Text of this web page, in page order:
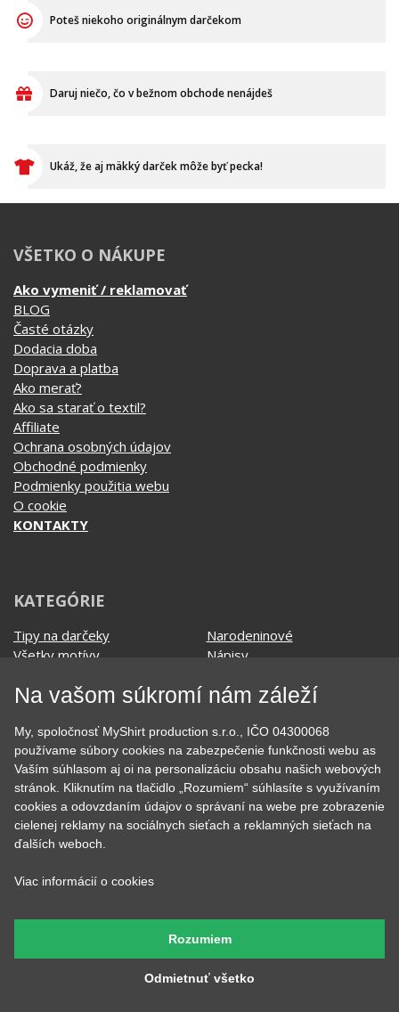
Poteš niekoho originálnym darčekom
Daruj niečo, čo v bežnom obchode nenájdeš
Ukáž, že aj mäkký darček môže byť pecka!
VŠETKO O NÁKUPE
Ako vymeniť / reklamovať
BLOG
Časté otázky
Dodacia doba
Doprava a platba
Ako merať?
Ako sa starať o textil?
Affiliate
Ochrana osobných údajov
Obchodné podmienky
Podmienky použitia webu
O cookie
KONTAKTY
KATEGÓRIE
Tipy na darčeky
Všetky motívy
Auto - Moto
Cestovanie
EKG - moje srdce bije
Evolúcia
Film a Seriál
Geek
Hobby
Hudobné
Kvetiny
Narodeninové
Nápisy
Pre kamarátky a kamarátov
Sex
Športy
Školské
Tehotenské tričká
Vianoce a Veľká noc
Vojenské
Na vašom súkromí nám záleží
My, spoločnosť MyShirt production s.r.o., IČO 04300068
používame súbory cookies na zabezpečenie funkčnosti webu as
Vaším súhlasom aj oi na personalizáciu obsahu našich webových
stránok. Kliknutím na tlačidlo „Rozumiem“ súhlasíte s využívaním
cookies a odovzdaním údajov o správaní na webe pre zobrazenie
cielenej reklamy na sociálnych sieťach a reklamných sieťach na
ďalších weboch.
Viac informácií o cookies
Odmietnuť všetko
Rozumiem